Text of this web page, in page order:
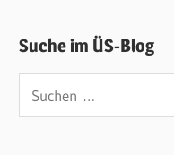
Suche im ÜS-Blog